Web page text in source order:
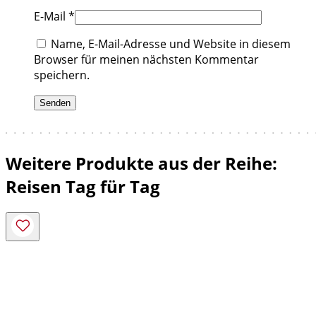
E-Mail *
Name, E-Mail-Adresse und Website in diesem
Browser für meinen nächsten Kommentar
speichern.
Weitere Produkte aus der Reihe:
Reisen Tag für Tag